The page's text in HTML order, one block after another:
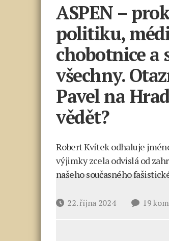
ASPEN –
politiku,
chobotnice a
všechny.
Pavel na
vědět?
Robert Kvítek odhaluje
výjimky zcela odvislá od
našeho současného
Datum22. října 2024 19